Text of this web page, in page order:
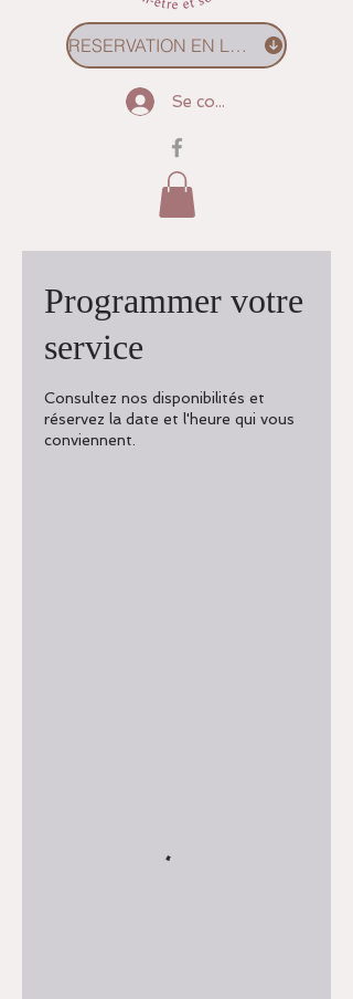
RESERVATION EN LIGNE
Se connecter
Programmer votre
service
Consultez nos disponibilités et
réservez la date et l'heure qui vous
conviennent.